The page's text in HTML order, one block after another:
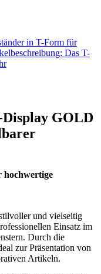
in T-Form für
Das T-
GOLD
hochwertige
und vielseitig
Einsatz im
Durch die
zur Präsentation von
Artikeln.